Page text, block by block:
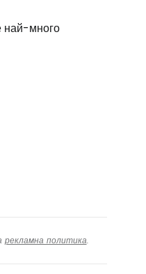
най-много
рекламна политика.